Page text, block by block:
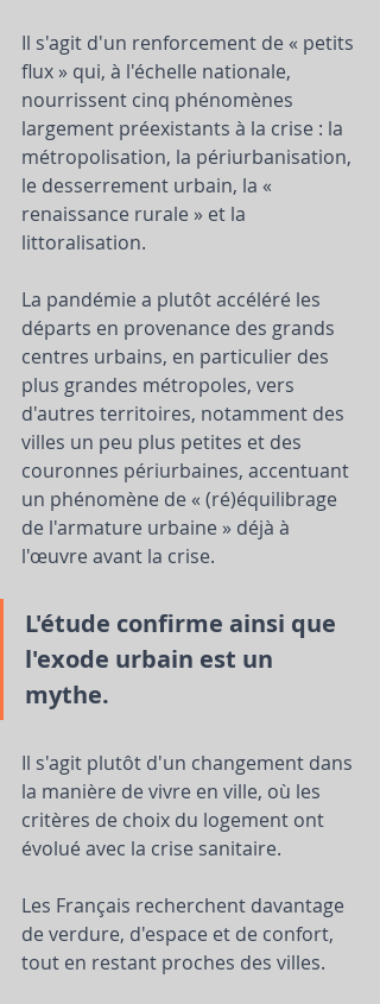
Il s'agit d'un renforcement de « petits
flux » qui, à l'échelle nationale,
nourrissent cinq phénomènes
largement préexistants à la crise : la
métropolisation, la périurbanisation,
le desserrement urbain, la «
renaissance rurale » et la
littoralisation.
La pandémie a plutôt accéléré les
départs en provenance des grands
centres urbains, en particulier des
plus grandes métropoles, vers
d'autres territoires, notamment des
villes un peu plus petites et des
couronnes périurbaines, accentuant
un phénomène de « (ré)équilibrage
de l'armature urbaine » déjà à
l'œuvre avant la crise.
L'étude confirme ainsi que
l'exode urbain est un
mythe.
Il s'agit plutôt d'un changement dans
la manière de vivre en ville, où les
critères de choix du logement ont
évolué avec la crise sanitaire.
Les Français recherchent davantage
de verdure, d'espace et de confort,
tout en restant proches des villes.